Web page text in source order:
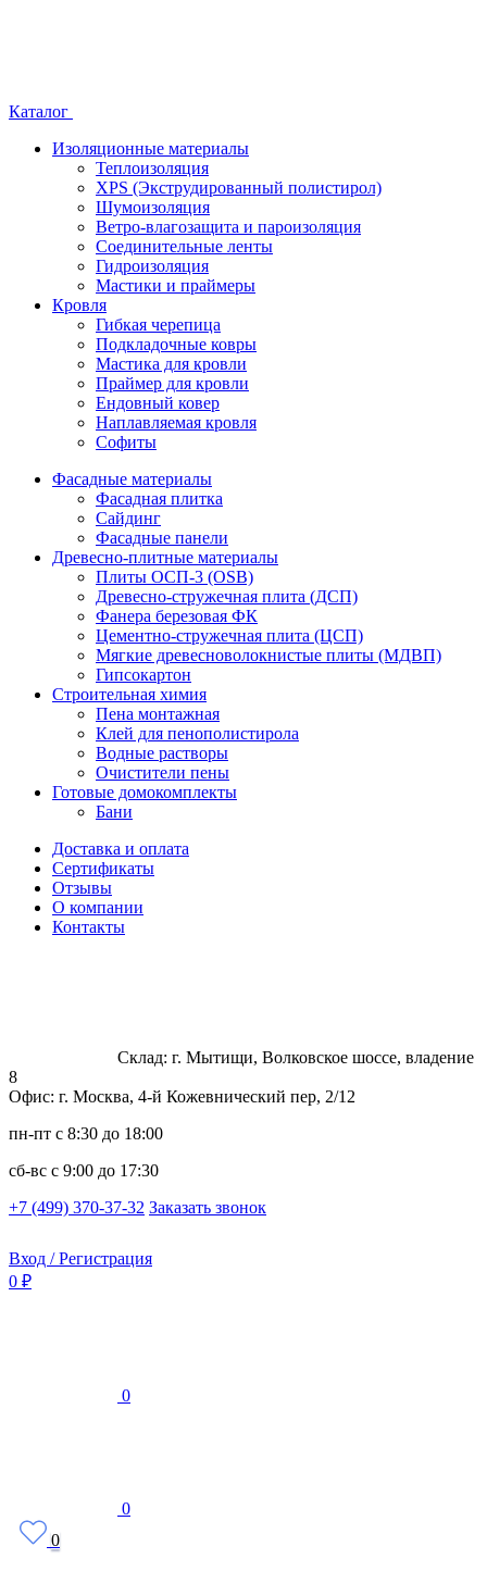
Каталог
Изоляционные материалы
Теплоизоляция
XPS (Экструдированный полистирол)
Шумоизоляция
Ветро-влагозащита и пароизоляция
Соединительные ленты
Гидроизоляция
Мастики и праймеры
Кровля
Гибкая черепица
Подкладочные ковры
Мастика для кровли
Праймер для кровли
Ендовный ковер
Наплавляемая кровля
Софиты
Фасадные материалы
Фасадная плитка
Сайдинг
Фасадные панели
Древесно-плитные материалы
Плиты ОСП-3 (OSB)
Древесно-стружечная плита (ДСП)
Фанера березовая ФК
Цементно-стружечная плита (ЦСП)
Мягкие древесноволокнистые плиты (МДВП)
Гипсокартон
Строительная химия
Пена монтажная
Клей для пенополистирола
Водные растворы
Очистители пены
Готовые домокомплекты
Бани
Доставка и оплата
Сертификаты
Отзывы
О компании
Контакты
Склад: г. Мытищи, Волковское шоссе, владение
8
Офис: г. Москва, 4-й Кожевнический пер, 2/12
пн-пт с 8:30 до 18:00
сб-вс с 9:00 до 17:30
+7 (499) 370-37-32 Заказать звонок
Вход / Регистрация
0 ₽
0
0
0